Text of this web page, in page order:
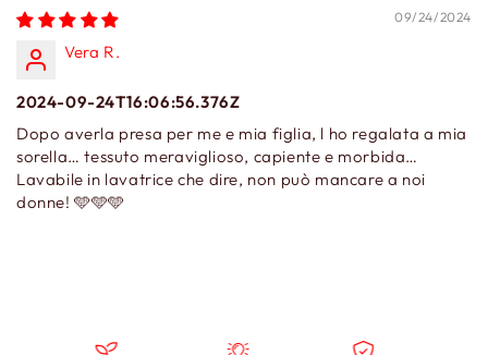
09/24/2024
Vera R.
2024-09-24T16:06:56.376Z
Dopo averla presa per me e mia figlia, l ho regalata a mia
sorella… tessuto meraviglioso, capiente e morbida…
Lavabile in lavatrice che dire, non può mancare a noi
donne! 🩵🩵🩵